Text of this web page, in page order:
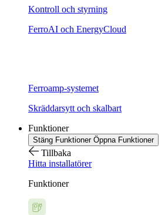
Kontroll och styrning
FerroAI och EnergyCloud
Ferroamp-systemet
Skräddarsytt och skalbart
Funktioner
Stäng Funktioner Öppna Funktioner
Tillbaka
Hitta installatörer
Funktioner